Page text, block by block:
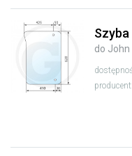
do John